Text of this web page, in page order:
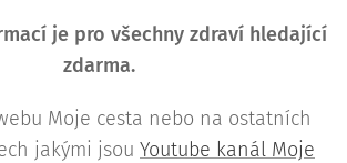
je pro všechny zdraví hledající
zdarma.
Moje cesta nebo na ostatních
jakými jsou Youtube kanál Moje